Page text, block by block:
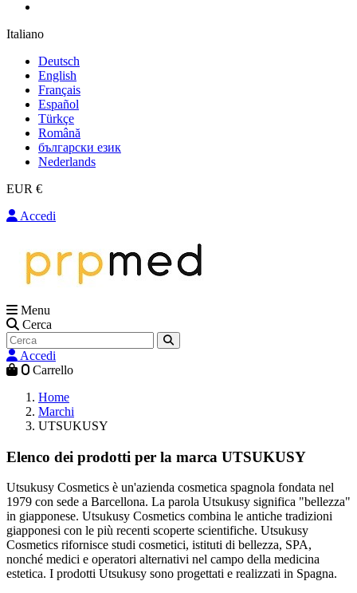
Italiano
Deutsch
English
Français
Español
Türkçe
Română
български език
Nederlands
EUR €
Accedi
Menu
Cerca
Accedi
0 Carrello
Home
Marchi
UTSUKUSY
Elenco dei prodotti per la marca UTSUKUSY
Utsukusy Cosmetics è un'azienda cosmetica spagnola fondata nel
1979 con sede a Barcellona. La parola Utsukusy significa "bellezza"
in giapponese. Utsukusy Cosmetics combina le antiche tradizioni
giapponesi con le più recenti scoperte scientifiche. Utsukusy
Cosmetics rifornisce studi cosmetici, istituti di bellezza, SPA,
nonché medici e operatori alternativi nel campo della medicina
estetica. I prodotti Utsukusy sono progettati e realizzati in Spagna.